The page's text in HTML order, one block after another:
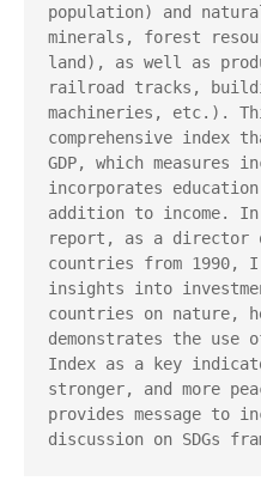
population) and
minerals, forest
land), as well as
railroad tracks,
machineries, etc.).
comprehensive index
GDP, which measures
incorporates
addition to income. In
report, as a director
countries from 1990,
insights into
countries on nature,
demonstrates the use
Index as a key
stronger, and more
provides message to
discussion on SDGs